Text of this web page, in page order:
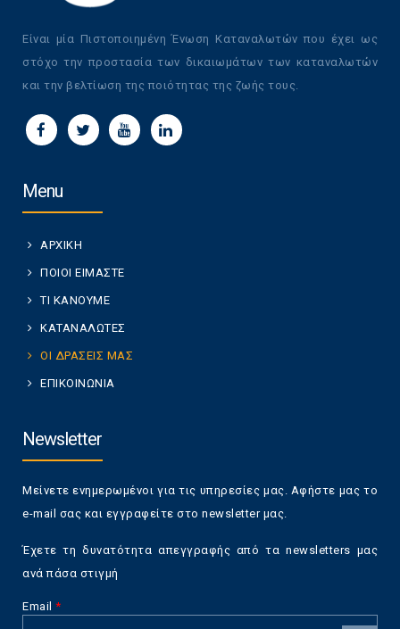
Είναι μία Πιστοποιημένη Ένωση Καταναλωτών που έχει ως
στόχο την προστασία των δικαιωμάτων των καταναλωτών
και την βελτίωση της ποιότητας της ζωής τους.
Menu
ΑΡΧΙΚΗ
ΠΟΙΟΙ ΕΙΜΑΣΤΕ
ΤΙ ΚΑΝΟΥΜΕ
ΚΑΤΑΝΑΛΩΤΕΣ
ΟΙ ΔΡΑΣΕΙΣ ΜΑΣ
ΕΠΙΚΟΙΝΩΝΙΑ
Newsletter
Μείνετε ενημερωμένοι για τις υπηρεσίες μας. Αφήστε μας το
e-mail σας και εγγραφείτε στο newsletter μας.
Έχετε τη δυνατότητα απεγγραφής από τα newsletters μας
ανά πάσα στιγμή
Email *